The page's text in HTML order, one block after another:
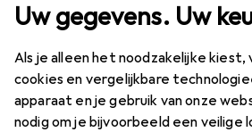
Uw gegevens. Uw
Als je alleen het noodzakelijke
cookies en vergelijkbare
apparaat en je gebruik van onze
nodig om je bijvoorbeeld een veilige
Figuur Schleich Grote Vulkaan
EUR
52,98
SchleichGrote